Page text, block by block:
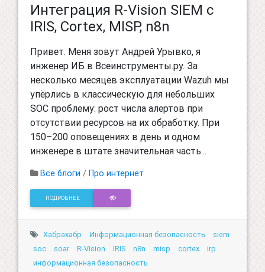
Интеграция R-Vision SIEM с
IRIS, Cortex, MISP, n8n
Привет. Меня зовут Андрей Урывко, я
инженер ИБ в Всеинструменты.ру. За
несколько месяцев эксплуатации Wazuh мы
упёрлись в классическую для небольших
SOC проблему: рост числа алертов при
отсутствии ресурсов на их обработку. При
150–200 оповещениях в день и одном
инженере в штате значительная часть...
Все блоги / Про интернет
ПОДРОБНЕЕ
Хабрахабр Информационная безопасность
siem
soc
soar R-Vision IRIS n8n misp cortex
irp
информационная безопасность